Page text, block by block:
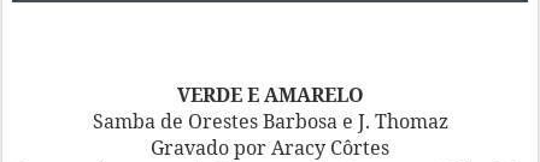
VERDE E AMARELO
Samba de Orestes Barbosa e J. Thomaz
Gravado por Aracy Côrtes